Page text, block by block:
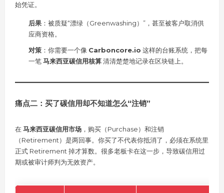
始凭证。
后果 ：被质疑“漂绿（Greenwashing）”，甚至被客户取消供
应商资格。
对策 ：你需要一个像 Carboncore.io 这样的台账系统，把每
一笔马来西亚碳信用核算清清楚楚地记录在区块链上。
痛点二：买了碳信用却不知道怎么“注销”
在马来西亚碳信用市场 ，购买（Purchase）和注销
（Retirement）是两回事。你买了不代表你抵消了，必须在系统里
正式 Retirement 掉才算数。很多老板卡在这一步，导致碳信用过
期或被审计师判为无效资产。